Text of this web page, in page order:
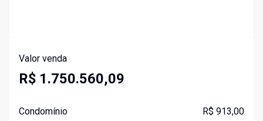
Valor venda
R$ 1.750.560,09
Condomínio R$ 913,00